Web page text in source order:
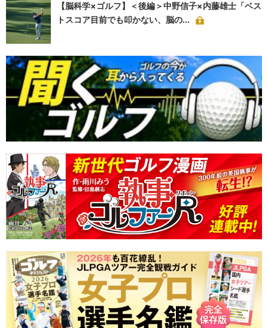
【脳科学×ゴルフ】＜後編＞中野信子×内藤雄士「ベス
トスコア目前でも叩かない、脳の...